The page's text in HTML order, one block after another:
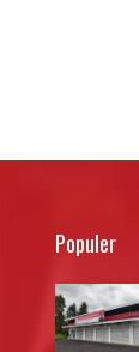
Populer